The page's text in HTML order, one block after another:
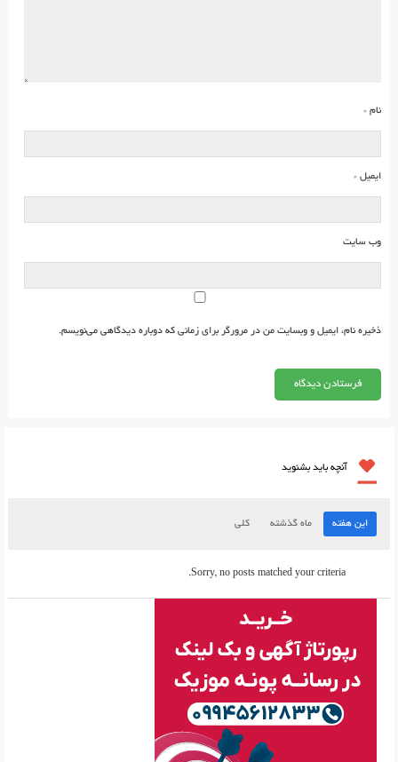
نام *
ایمیل *
وب‌ سایت
ذخیره نام، ایمیل و وبسایت من در مرورگر برای زمانی که دوباره دیدگاهی می‌نویسم.
آنچه باید بشنوید
این هفته ماه گذشته کلی
Sorry, no posts matched your criteria.